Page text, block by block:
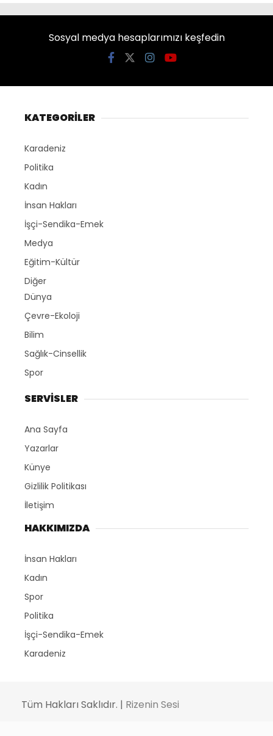
Sosyal medya hesaplarımızı keşfedin
KATEGORİLER
Karadeniz
Politika
Kadın
İnsan Hakları
İşçi-Sendika-Emek
Medya
Eğitim-Kültür
Diğer
Dünya
Çevre-Ekoloji
Bilim
Sağlık-Cinsellik
Spor
SERVİSLER
Ana Sayfa
Yazarlar
Künye
Gizlilik Politikası
İletişim
HAKKIMIZDA
İnsan Hakları
Kadın
Spor
Politika
İşçi-Sendika-Emek
Karadeniz
Tüm Hakları Saklıdır. | Rizenin Sesi